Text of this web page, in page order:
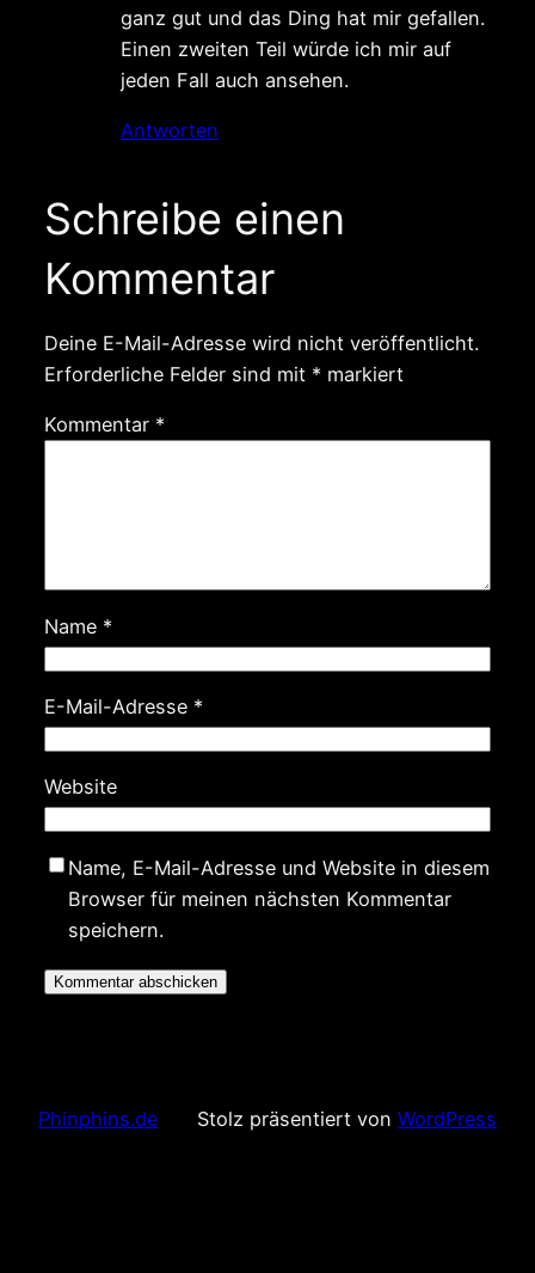
ganz gut und das Ding hat mir gefallen.
Einen zweiten Teil würde ich mir auf
jeden Fall auch ansehen.
Antworten
Schreibe einen
Kommentar
Deine E-Mail-Adresse wird nicht veröffentlicht.
Erforderliche Felder sind mit * markiert
Kommentar *
Name *
E-Mail-Adresse *
Website
Name, E-Mail-Adresse und Website in diesem
Browser für meinen nächsten Kommentar
speichern.
Phinphins.de Stolz präsentiert von WordPress